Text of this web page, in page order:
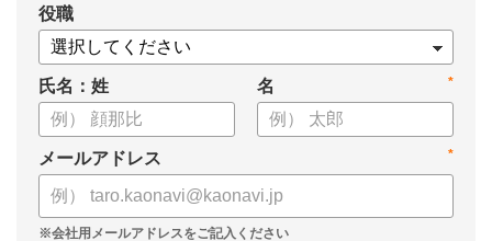
役職
氏名：姓 *
名
*
メールアドレス